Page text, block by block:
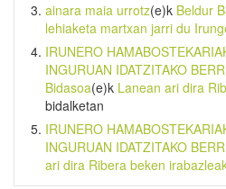
ainara maia urrotz(e)k Beldur
lehiaketa martxan jarri du
IRUNERO
INGURUAN IDATZITAKO
Bidasoa(e)k Lanean ari dira
bidalketan
IRUNERO
INGURUAN IDATZITAKO
ari dira Ribera beken